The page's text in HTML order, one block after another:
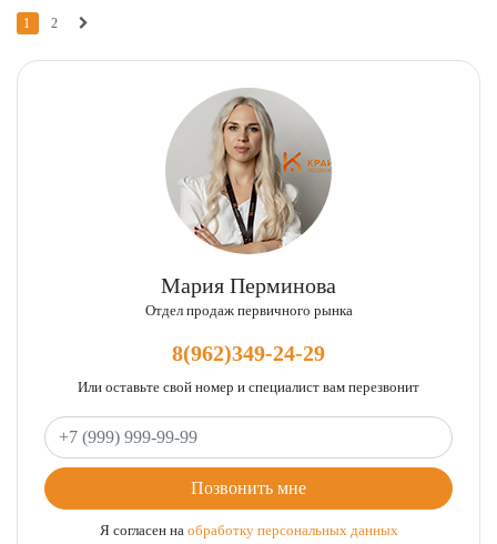
1 2
Мария Перминова
Отдел продаж первичного рынка
8(962)349-24-29
Или оставьте свой номер и специалист вам перезвонит
Позвонить мне
Я согласен на обработку персональных данных